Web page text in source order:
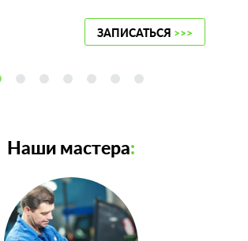
ЗАПИСАТЬСЯ >>>
Наши мастера: